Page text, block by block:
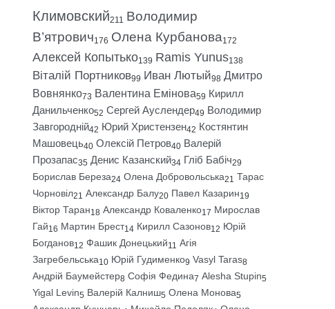
Климовский211 Володимир
В’ятрович176 Олена Курбанова172
Алексей Копытько139 Ramis Yunus138
Віталій Портников99 Иван Лютый98 Дмитро
Вовнянко73 Валентина Емінова59 Кирилл
Данильченко52 Сергей Ауслендер49 Володимир
Завгородній42 Юрий Христензен42 Костянтин
Машовець40 Олексій Петров40 Валерій
Прозапас35 Денис Казанский34 Гліб Бабіч29
Борислав Береза24 Олена Добровольська21 Тарас
Чорновіл21 Александр Балу20 Павел Казарин19
Віктор Таран18 Александр Коваленко17 Мирослав
Гай16 Мартин Брест14 Кирилл Сазонов12 Юрій
Богданов12 Фашик Донецький11 Агія
Загребельська10 Юрій Гудименко9 Vasyl Taras8
Андрій Баумейстер8 Софія Федина7 Alesha Stupin5
Yigal Levin5 Валерій Калниш5 Олена Монова5